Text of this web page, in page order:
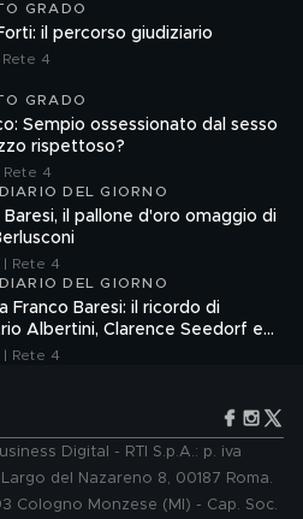
GRADO
il percorso giudiziario
4
GRADO
Sempio ossessionato dal sesso
rispettoso?
Rete 4
DEL GIORNO
Baresi, il pallone d'oro omaggio di
Rete 4
DEL GIORNO
Franco Baresi: il ricordo di
Albertini, Clarence Seedorf e
Galli
Rete 4
Digital - RTI S.p.A.: p. iva
del Nazareno 8, 00187 Roma.
Cologno Monzese (MI) - Cap. Soc.